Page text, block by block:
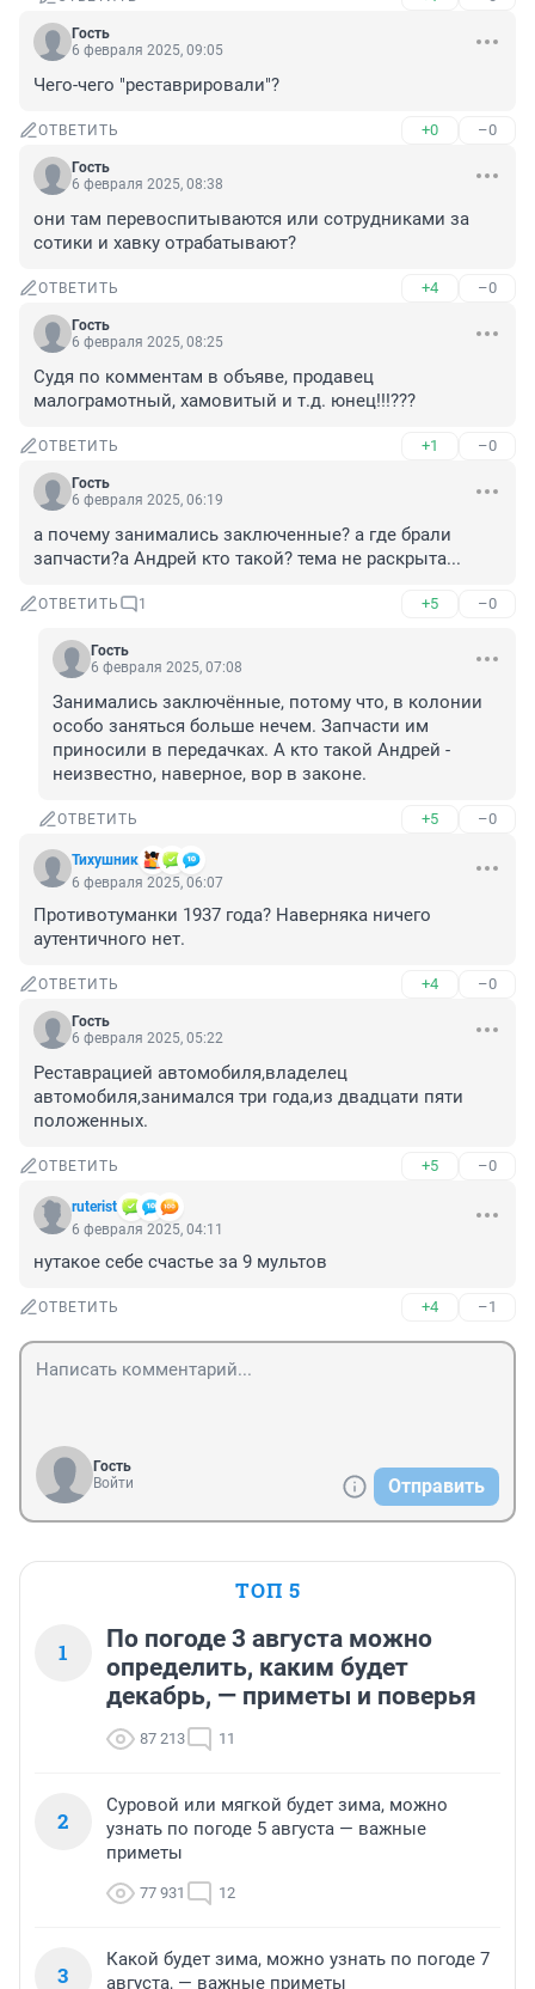
Гость
6 февраля 2025, 09:05
Чего-чего "реставрировали"?
ОТВЕТИТЬ +0 –0
Гость
6 февраля 2025, 08:38
они там перевоспитываются или сотрудниками за
сотики и хавку отрабатывают?
ОТВЕТИТЬ +4 –0
Гость
6 февраля 2025, 08:25
Судя по комментам в объяве, продавец
малограмотный, хамовитый и т.д. юнец!!!???
ОТВЕТИТЬ +1 –0
Гость
6 февраля 2025, 06:19
а почему занимались заключенные? а где брали
запчасти?а Андрей кто такой? тема не раскрыта...
ОТВЕТИТЬ 1 +5 –0
Гость
6 февраля 2025, 07:08
Занимались заключённые, потому что, в колонии
особо заняться больше нечем. Запчасти им
приносили в передачках. А кто такой Андрей -
неизвестно, наверное, вор в законе.
ОТВЕТИТЬ +5 –0
Тихушник
6 февраля 2025, 06:07
Противотуманки 1937 года? Наверняка ничего
аутентичного нет.
ОТВЕТИТЬ +4 –0
Гость
6 февраля 2025, 05:22
Реставрацией автомобиля,владелец
автомобиля,занимался три года,из двадцати пяти
положенных.
ОТВЕТИТЬ +5 –0
ruterist
6 февраля 2025, 04:11
нутакое себе счастье за 9 мультов
ОТВЕТИТЬ +4 –1
Гость
Войти
Отправить
ТОП 5
1
По погоде 3 августа можно
определить, каким будет
декабрь, — приметы и поверья
87 213 11
2
Суровой или мягкой будет зима, можно
узнать по погоде 5 августа — важные
приметы
77 931 12
3
Какой будет зима, можно узнать по погоде 7
августа, — важные приметы